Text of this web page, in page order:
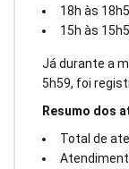
18h às
15h às
Já durante a
5h59, foi
Resumo dos
Total de